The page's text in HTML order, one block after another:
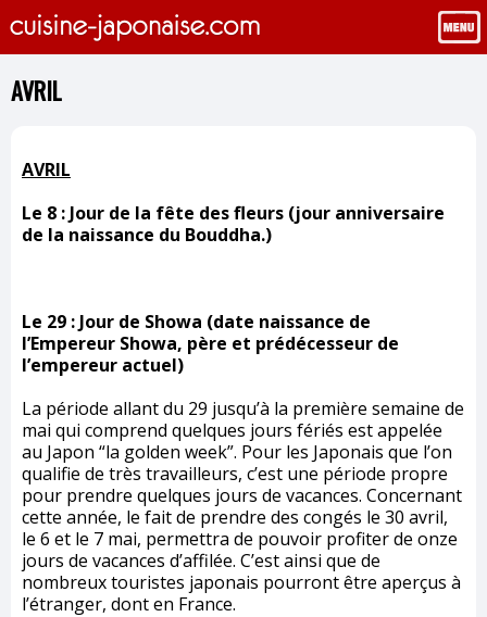
AVRIL
AVRIL
Le 8 : Jour de la fête des fleurs (jour anniversaire
de la naissance du Bouddha.)
Le 29 : Jour de Showa (date naissance de
l’Empereur Showa, père et prédécesseur de
l’empereur actuel)
La période allant du 29 jusqu’à la première semaine de
mai qui comprend quelques jours fériés est appelée
au Japon “la golden week”. Pour les Japonais que l’on
qualifie de très travailleurs, c’est une période propre
pour prendre quelques jours de vacances. Concernant
cette année, le fait de prendre des congés le 30 avril,
le 6 et le 7 mai, permettra de pouvoir profiter de onze
jours de vacances d’affilée. C’est ainsi que de
nombreux touristes japonais pourront être aperçus à
l’étranger, dont en France.